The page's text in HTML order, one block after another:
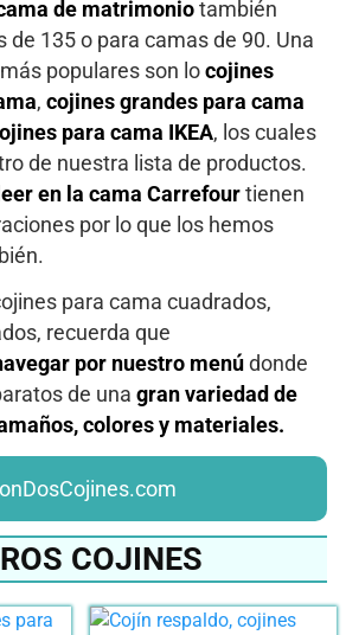
de matrimonio también
de 135 o para camas de 90. Una
populares son lo cojines
, cojines grandes para cama
para cama IKEA, los cuales
de nuestra lista de productos.
en la cama Carrefour tienen
por lo que los hemos
para cama cuadrados,
recuerda que
por nuestro menú donde
de una gran variedad de
colores y materiales.
COJINES